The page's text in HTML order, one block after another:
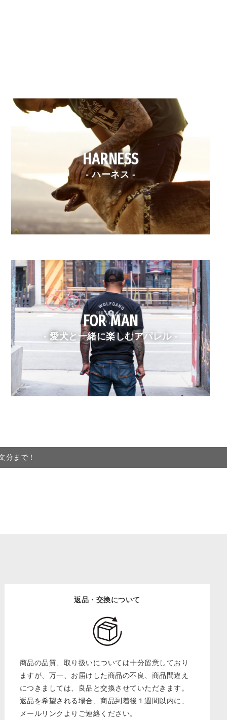
HARNESS
- ハーネス -
FOR MAN
- 愛犬と一緒に楽しむアパレル -
分まで！
返品・交換について
商品の品質、取り扱いについては十分留意しており
ますが、万一、お届けした商品の不良、商品間違え
につきましては、良品と交換させていただきます。
返品を希望される場合、商品到着後１週間以内に、
メールリンクよりご連絡ください。